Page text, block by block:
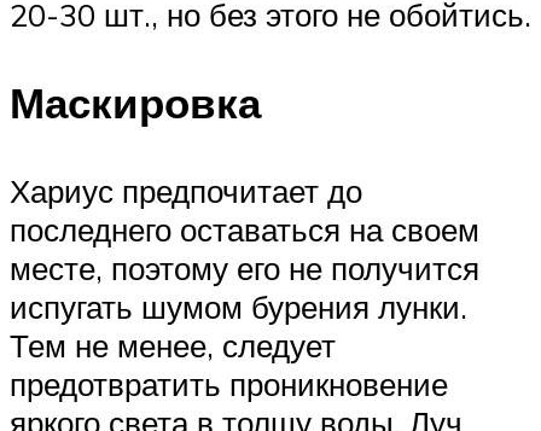
20-30 шт., но без этого не обойтись.
Маскировка
Хариус предпочитает до
последнего оставаться на своем
месте, поэтому его не получится
испугать шумом бурения лунки.
Тем не менее, следует
предотвратить проникновение
яркого света в толщу воды. Луч